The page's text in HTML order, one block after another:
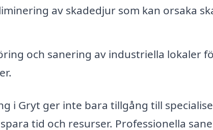
av skadedjur som kan orsaka
och sanering av industriella lokaler
i Gryt ger inte bara tillgång till
tid och resurser. Professionella